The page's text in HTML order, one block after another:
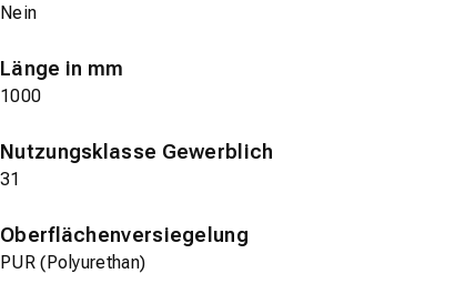
Nein
Länge in mm
1000
Nutzungsklasse Gewerblich
31
Oberflächenversiegelung
PUR (Polyurethan)